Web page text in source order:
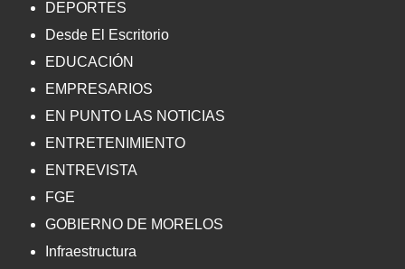
DEPORTES
Desde El Escritorio
EDUCACIÓN
EMPRESARIOS
EN PUNTO LAS NOTICIAS
ENTRETENIMIENTO
ENTREVISTA
FGE
GOBIERNO DE MORELOS
Infraestructura